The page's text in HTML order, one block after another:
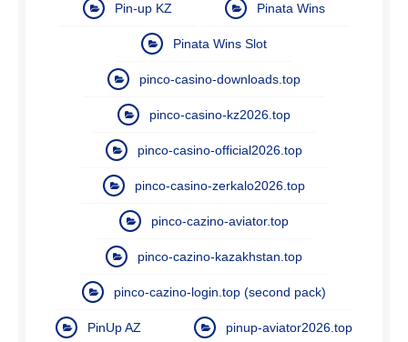
Pin-up KZ Pinata Wins
Pinata Wins Slot
pinco-casino-downloads.top
pinco-casino-kz2026.top
pinco-casino-official2026.top
pinco-casino-zerkalo2026.top
pinco-cazino-aviator.top
pinco-cazino-kazakhstan.top
pinco-cazino-login.top (second pack)
PinUp AZ pinup-aviator2026.top